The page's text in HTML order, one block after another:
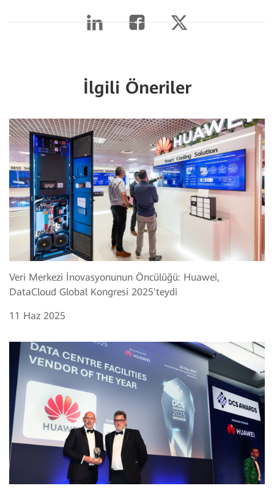
İlgili Öneriler
Veri Merkezi İnovasyonunun Öncülüğü: Huawei,
DataCloud Global Kongresi 2025'teydi
11 Haz 2025